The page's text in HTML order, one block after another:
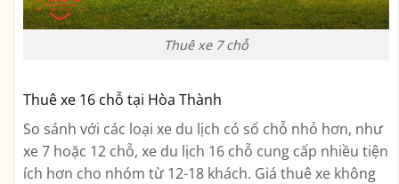
Thuê xe 7 chỗ
Thuê xe 16 chỗ tại Hòa Thành
So sánh với các loại xe du lịch có số chỗ nhỏ hơn, như
xe 7 hoặc 12 chỗ, xe du lịch 16 chỗ cung cấp nhiều tiện
ích hơn cho nhóm từ 12-18 khách. Giá thuê xe không